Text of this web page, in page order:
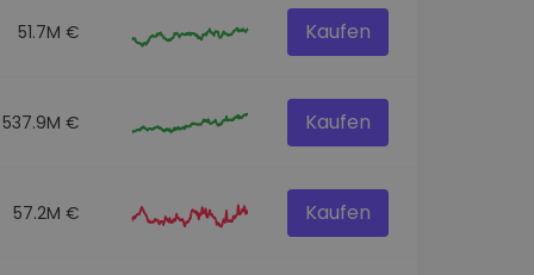
51.7M € Kaufen
537.9M € Kaufen
57.2M € Kaufen